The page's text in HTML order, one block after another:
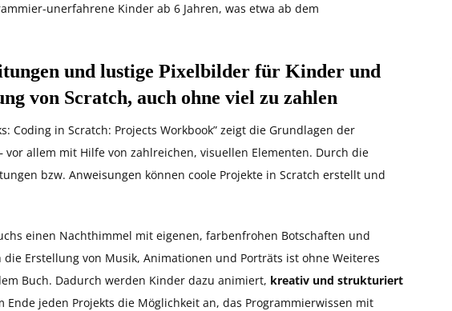
unerfahrene Kinder ab 6 Jahren, was etwa ab dem
und lustige Pixelbilder für Kinder und
von Scratch, auch ohne viel zu zahlen
Coding in Scratch: Projects Workbook” zeigt die Grundlagen der
vor allem mit Hilfe von zahlreichen, visuellen Elementen. Durch die
bzw. Anweisungen können coole Projekte in Scratch erstellt und
einen Nachthimmel mit eigenen, farbenfrohen Botschaften und
Erstellung von Musik, Animationen und Porträts ist ohne Weiteres
Buch. Dadurch werden Kinder dazu animiert, kreativ und strukturiert
Ende jeden Projekts die Möglichkeit an, das Programmierwissen mit